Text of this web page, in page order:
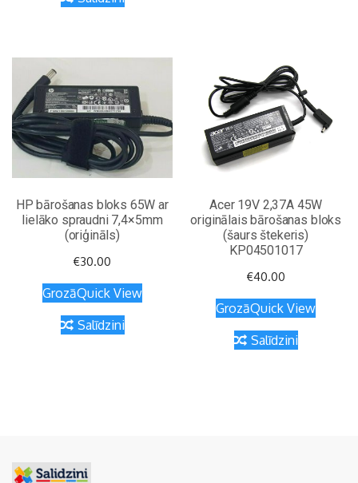
HP bārošanas bloks 65W ar
lielāko spraudni 7,4×5mm
(oriģināls)
€30.00
GrozāQuick View
Salīdzini
Acer 19V 2,37A 45W
originālais bārošanas bloks
(šaurs štekeris)
KP04501017
€40.00
GrozāQuick View
Salīdzini